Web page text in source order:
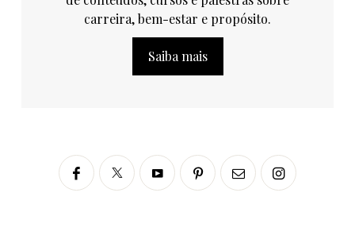
carreira, bem-estar e propósito.
Saiba mais